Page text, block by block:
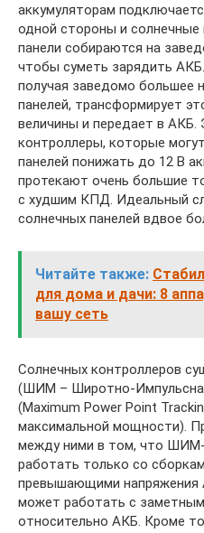
аккумуляторам
одной стороны и солнечные
панели собираются на
чтобы суметь зарядить
получая заведомо большее
панелей, трансформирует
величины и передает в АКБ.
контроллеры, которые
панелей понижать до 12 В
протекают очень большие
с худшим КПД. Идеальный
солнечных панелей вдвое
Читайте также:
для дома и дачи: 8
вашу сеть
Солнечных контроллеров
(ШИМ – Широтно-
(Maximum Power Point
максимальной мощности).
между ними в том, что
работать только со
превышающими напряжения
может работать с
относительно АКБ. Кроме